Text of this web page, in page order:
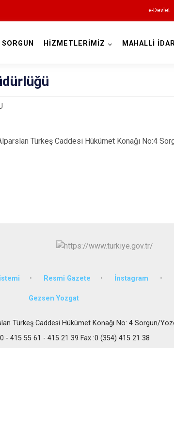
e-Devlet
Derince
SORGUN HİZMETLERİMİZ MAHALLİ
Türkeş Caddesi Hükümet Konağı No:4
Resmi Gazete İnstagram
Gezsen Yozgat
Türkeş Caddesi Hükümet Konağı No: 4 Sorgun/
- 415 55 61 - 415 21 39 Fax :0 (354) 415 21 38